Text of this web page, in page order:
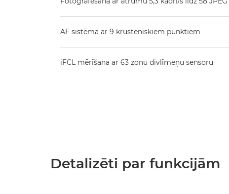
AF sistēma ar 9 krusteniskiem punktiem
iFCL mērīšana ar 63 zonu divlīmeņu sensoru
Detalizēti par funkcijām